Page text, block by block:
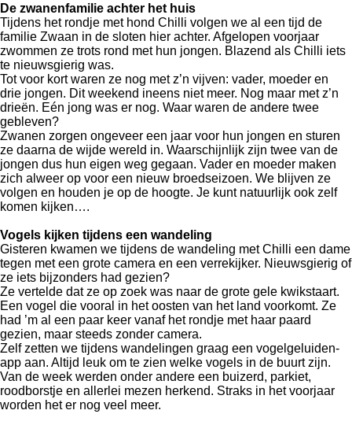
De zwanenfamilie achter het huis
Tijdens het rondje met hond Chilli volgen we al een tijd de
familie Zwaan in de sloten hier achter. Afgelopen voorjaar
zwommen ze trots rond met hun jongen. Blazend als Chilli iets
te nieuwsgierig was.
Tot voor kort waren ze nog met z’n vijven: vader, moeder en
drie jongen. Dit weekend ineens niet meer. Nog maar met z’n
drieën. Eén jong was er nog. Waar waren de andere twee
gebleven?
Zwanen zorgen ongeveer een jaar voor hun jongen en sturen
ze daarna de wijde wereld in. Waarschijnlijk zijn twee van de
jongen dus hun eigen weg gegaan. Vader en moeder maken
zich alweer op voor een nieuw broedseizoen. We blijven ze
volgen en houden je op de hoogte. Je kunt natuurlijk ook zelf
komen kijken….
Vogels kijken tijdens een wandeling
Gisteren kwamen we tijdens de wandeling met Chilli een dame
tegen met een grote camera en een verrekijker. Nieuwsgierig of
ze iets bijzonders had gezien?
Ze vertelde dat ze op zoek was naar de grote gele kwikstaart.
Een vogel die vooral in het oosten van het land voorkomt. Ze
had ’m al een paar keer vanaf het rondje met haar paard
gezien, maar steeds zonder camera.
Zelf zetten we tijdens wandelingen graag een vogelgeluiden-
app aan. Altijd leuk om te zien welke vogels in de buurt zijn.
Van de week werden onder andere een buizerd, parkiet,
roodborstje en allerlei mezen herkend. Straks in het voorjaar
worden het er nog veel meer.